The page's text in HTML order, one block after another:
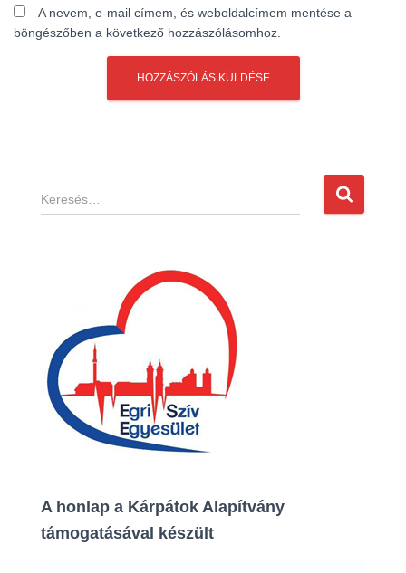
A nevem, e-mail címem, és weboldalcímem mentése a
böngészőben a következő hozzászólásomhoz.
K
e
A honlap a Kárpátok Alapítvány
támogatásával készült